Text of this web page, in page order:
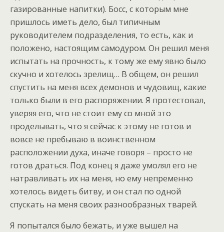
газированные напитки). Босс, с которым мне
пришлось иметь дело, был типичным
руководителем подразделения, то есть, как и
положено, настоящим самодуром. Он решил меня
испытать на прочность, к тому же ему явно было
скучно и хотелось зрелищ… В общем, он решил
спустить на меня всех демонов и чудовищ, какие
только были в его распоряжении. Я протестовал,
уверяя его, что не стоит ему со мной это
проделывать, что я сейчас к этому не готов и
вовсе не пребываю в воинственном
расположении духа, иначе говоря – просто не
готов драться. Под конец я даже умолял его не
натравливать их на меня, но ему непременно
хотелось видеть битву, и он стал по одной
спускать на меня своих разнообразных тварей.
Я попытался было бежать, и уже вышел на